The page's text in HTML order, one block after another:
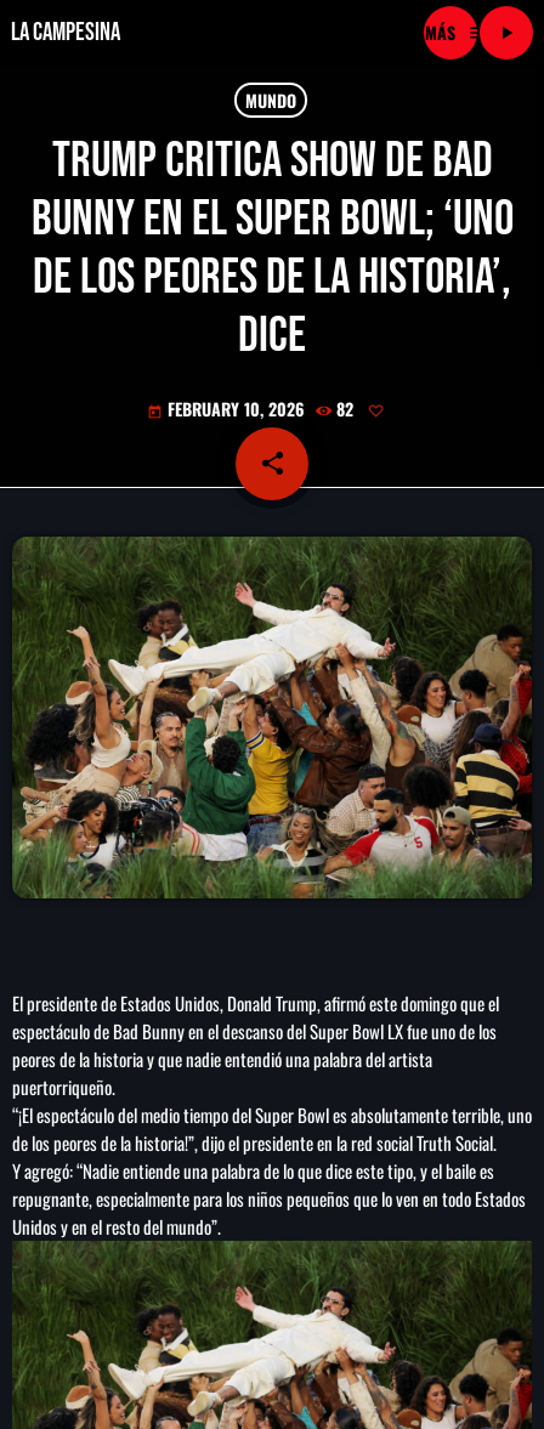
La Campesina menu
play_arrow
LA CAMPESINA CADENA
play_arrow LA CAMPESINA 101.9 FM
play_arrow LA CAMPESINA 96.7 FM
play_arrow LA CAMPESINA 104.5 FM
play_arrow LA CAMPESINA GEORGIA
INICIO
NOTAS
PROGRAMACIÓN keyboard_arrow_down
PUBLICIDAD
HISTORIA
SEARCH
SEARCH
NOTAS
Sheinbaum abre la puerta al fracking y
matiza promesa de campaña
MUNDO
Trump critica show de Bad
Bunny en el Super Bowl; ‘uno
de los peores de la historia’,
dice
today FEBRUARY 10, 2026 82
share
email
El presidente de Estados Unidos, Donald Trump, afirmó este domingo que el
espectáculo de Bad Bunny en el descanso del Super Bowl LX fue uno de los
peores de la historia y que nadie entendió una palabra del artista
puertorriqueño.
“¡El espectáculo del medio tiempo del Super Bowl es absolutamente terrible, uno
de los peores de la historia!”, dijo el presidente en la red social Truth Social.
Y agregó: “Nadie entiende una palabra de lo que dice este tipo, y el baile es
repugnante, especialmente para los niños pequeños que lo ven en todo Estados
Unidos y en el resto del mundo”.